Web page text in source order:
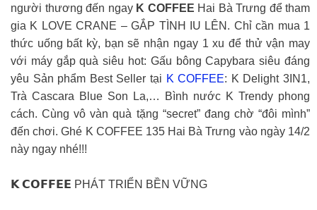
người thương đến ngay K COFFEE Hai Bà Trưng để tham
gia K LOVE CRANE – GẮP TÌNH IU LÊN. Chỉ cần mua 1
thức uống bất kỳ, bạn sẽ nhận ngay 1 xu để thử vận may
với máy gắp quà siêu hot: Gấu bông Capybara siêu đáng
yêu Sản phẩm Best Seller tại K COFFEE: K Delight 3IN1,
Trà Cascara Blue Son La,… Bình nước K Trendy phong
cách. Cùng vô vàn quà tặng “secret” đang chờ “đôi mình”
đến chơi. Ghé K COFFEE 135 Hai Bà Trưng vào ngày 14/2
này ngay nhé!!!
𝗞 𝗖𝗢𝗙𝗙𝗘𝗘 PHÁT TRIỂN BỀN VỮNG